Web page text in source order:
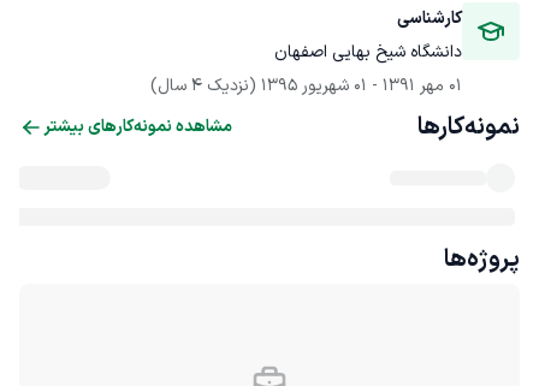
کارشناسی
دانشگاه شیخ بهایی اصفهان
01 مهر 1391
- 01 شهریور 1395 (نزدیک 4 سال)
نمونه‌کارها مشاهده نمونه‌کارهای بیشتر
پروژه‌ها